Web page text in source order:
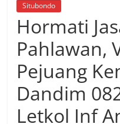
Situbondo
Hormati
Pahlawan,
Pejuang
Dandim
Letkol Inf